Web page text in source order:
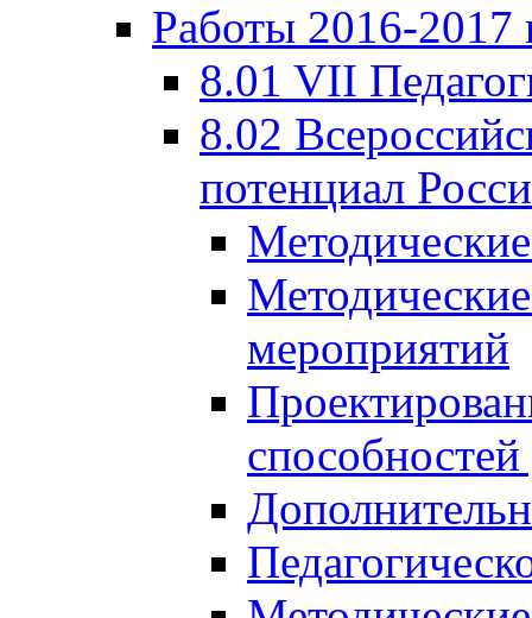
Работы 2016-2017
8.01 VII
8.02
потенциал
мероприятий